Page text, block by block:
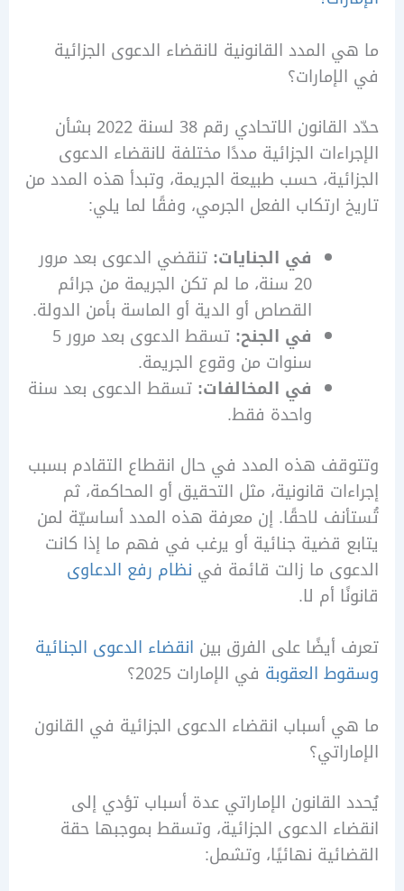
القانونية لانقضاء الدعوى الجزائية
حدّد القانون الاتحادي رقم 38 لسنة 2022 بشأن
الجزائية مددًا مختلفة لانقضاء الدعوى
حسب طبيعة الجريمة، وتبدأ هذه المدد من
ارتكاب الفعل الجرمي، وفقًا لما يلي:
في الجنايات:تنقضي الدعوى بعد مرور
20 سنة، ما لم تكن الجريمة من جرائم
القصاص أو الدية أو الماسة بأمن الدولة.
في الجنح:
تسقط الدعوى بعد مرور 5
سنوات من وقوع الجريمة.
في المخالفات:تسقط الدعوى بعد سنة
واحدة فقط.
هذه المدد في حال انقطاع التقادم بسبب
قانونية، مثل التحقيق أو المحاكمة، ثم
لاحقًا. إن معرفة هذه المدد أساسيّة لمن
قضية جنائية أو يرغب في فهم ما إذا كانت
ما زالت قائمة فينظام رفع الدعاوى
أم لا.
أيضًا على الفرق بينانقضاء الدعوى الجنائية
العقوبة في الإمارات 2025؟
أسباب انقضاء الدعوى الجزائية في القانون
الإماراتي عدة أسباب تؤدي إلى
الدعوى الجزائية، وتسقط بموجبها حقة
نهائيًا، وتشمل: